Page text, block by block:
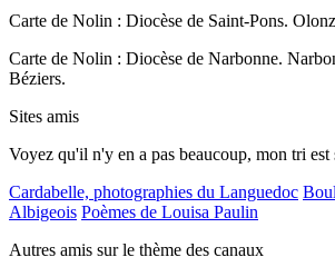
Carte de Nolin : Diocèse de Saint-Pons.
Carte de Nolin : Diocèse de Narbonne.
Béziers.
Sites amis
Voyez qu'il n'y en a pas beaucoup, mon tri est
Cardabelle, photographies du Languedoc
Albigeois Poèmes de Louisa Paulin
Autres amis sur le thème des canaux